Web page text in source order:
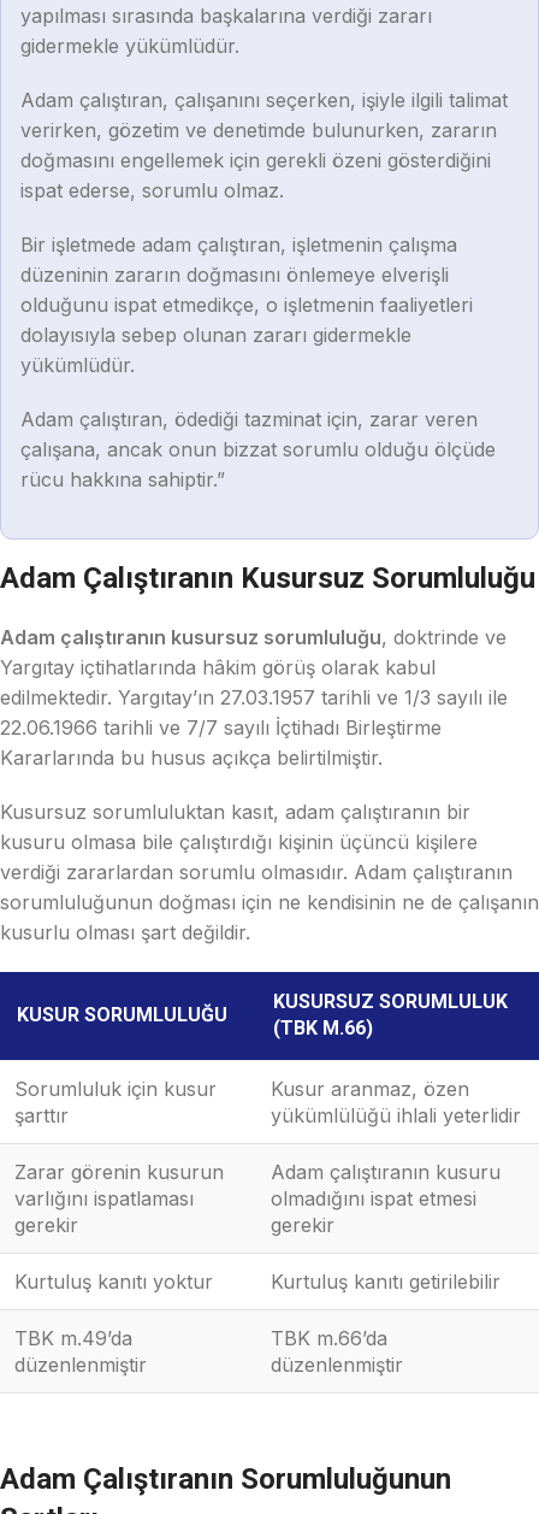
yapılması sırasında başkalarına verdiği zararı
gidermekle yükümlüdür.
Adam çalıştıran, çalışanını seçerken, işiyle ilgili talimat
verirken, gözetim ve denetimde bulunurken, zararın
doğmasını engellemek için gerekli özeni gösterdiğini
ispat ederse, sorumlu olmaz.
Bir işletmede adam çalıştıran, işletmenin çalışma
düzeninin zararın doğmasını önlemeye elverişli
olduğunu ispat etmedikçe, o işletmenin faaliyetleri
dolayısıyla sebep olunan zararı gidermekle
yükümlüdür.
Adam çalıştıran, ödediği tazminat için, zarar veren
çalışana, ancak onun bizzat sorumlu olduğu ölçüde
rücu hakkına sahiptir.”
Adam Çalıştıranın Kusursuz Sorumluluğu
Adam çalıştıranın kusursuz sorumluluğu, doktrinde ve
Yargıtay içtihatlarında hâkim görüş olarak kabul
edilmektedir. Yargıtay’ın 27.03.1957 tarihli ve 1/3 sayılı ile
22.06.1966 tarihli ve 7/7 sayılı İçtihadı Birleştirme
Kararlarında bu husus açıkça belirtilmiştir.
Kusursuz sorumluluktan kasıt, adam çalıştıranın bir
kusuru olmasa bile çalıştırdığı kişinin üçüncü kişilere
verdiği zararlardan sorumlu olmasıdır. Adam çalıştıranın
sorumluluğunun doğması için ne kendisinin ne de çalışanın
kusurlu olması şart değildir.
KUSUR SORUMLULUĞU
KUSURSUZ SORUMLULUK
(TBK M.66)
Sorumluluk için kusur
şarttır
Kusur aranmaz, özen
yükümlülüğü ihlali yeterlidir
Zarar görenin kusurun
varlığını ispatlaması
gerekir
Adam çalıştıranın kusuru
olmadığını ispat etmesi
gerekir
Kurtuluş kanıtı yoktur Kurtuluş kanıtı getirilebilir
TBK m.49’da
düzenlenmiştir
TBK m.66’da
düzenlenmiştir
Adam Çalıştıranın Sorumluluğunun